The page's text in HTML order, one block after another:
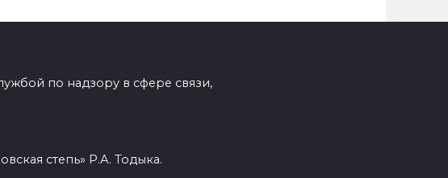
по надзору в сфере связи,
степь» Р.А. Тодыка.